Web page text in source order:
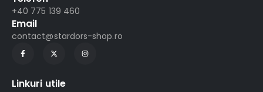
+40 775 139 460
Email
contact@stardors-shop.ro
Linkuri utile